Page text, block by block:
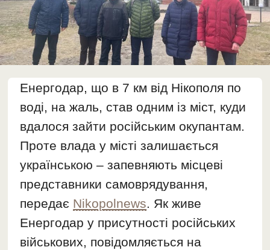
Енергодар, що в 7 км від Нікополя по
воді, на жаль, став одним із міст, куди
вдалося зайти російським окупантам.
Проте влада у місті залишається
українською – запевняють місцеві
представники самоврядування,
передає Nikopolnews. Як живе
Енергодар у присутності російських
військових, повідомляється на